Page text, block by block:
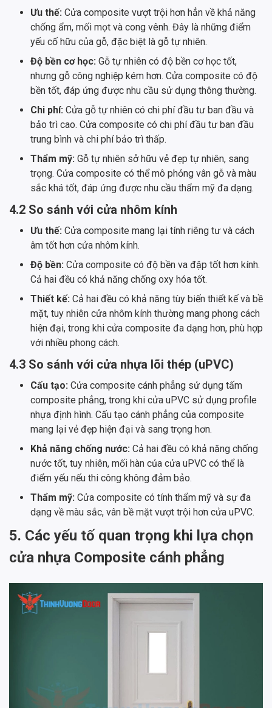
Ưu thế: Cửa composite vượt trội hơn hẳn về khả năng
chống ẩm, mối mọt và cong vênh. Đây là những điểm
yếu cố hữu của gỗ, đặc biệt là gỗ tự nhiên.
Độ bền cơ học: Gỗ tự nhiên có độ bền cơ học tốt,
nhưng gỗ công nghiệp kém hơn. Cửa composite có độ
bền tốt, đáp ứng được nhu cầu sử dụng thông thường.
Chi phí: Cửa gỗ tự nhiên có chi phí đầu tư ban đầu và
bảo trì cao. Cửa composite có chi phí đầu tư ban đầu
trung bình và chi phí bảo trì thấp.
Thẩm mỹ: Gỗ tự nhiên sở hữu vẻ đẹp tự nhiên, sang
trọng. Cửa composite có thể mô phỏng vân gỗ và màu
sắc khá tốt, đáp ứng được nhu cầu thẩm mỹ đa dạng.
4.2 So sánh với cửa nhôm kính
Ưu thế: Cửa composite mang lại tính riêng tư và cách
âm tốt hơn cửa nhôm kính.
Độ bền: Cửa composite có độ bền va đập tốt hơn kính.
Cả hai đều có khả năng chống oxy hóa tốt.
Thiết kế: Cả hai đều có khả năng tùy biến thiết kế và bề
mặt, tuy nhiên cửa nhôm kính thường mang phong cách
hiện đại, trong khi cửa composite đa dạng hơn, phù hợp
với nhiều phong cách.
4.3 So sánh với cửa nhựa lõi thép (uPVC)
Cấu tạo: Cửa composite cánh phẳng sử dụng tấm
composite phẳng, trong khi cửa uPVC sử dụng profile
nhựa định hình. Cấu tạo cánh phẳng của composite
mang lại vẻ đẹp hiện đại và sang trọng hơn.
Khả năng chống nước: Cả hai đều có khả năng chống
nước tốt, tuy nhiên, mối hàn của cửa uPVC có thể là
điểm yếu nếu thi công không đảm bảo.
Thẩm mỹ: Cửa composite có tính thẩm mỹ và sự đa
dạng về màu sắc, vân bề mặt vượt trội hơn cửa uPVC.
5. Các yếu tố quan trọng khi lựa chọn
cửa nhựa Composite cánh phẳng